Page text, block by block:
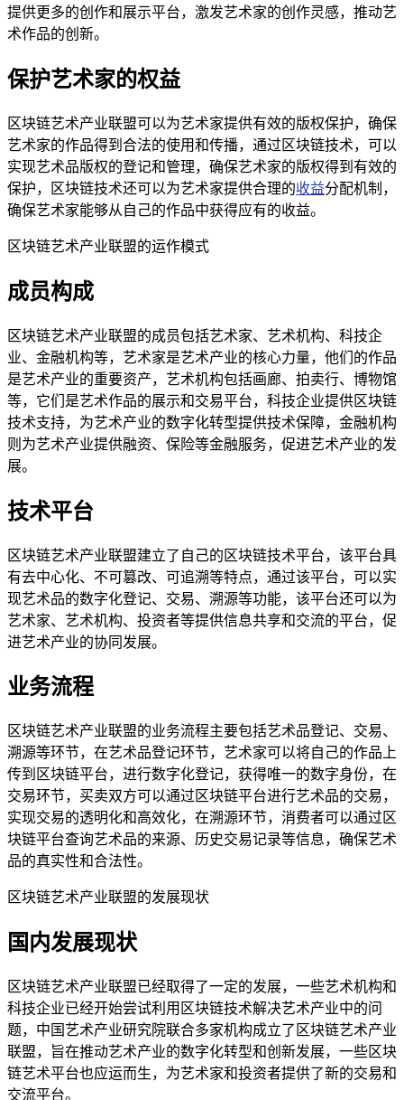
提供更多的创作和展示平台，激发艺术家的创作灵感，推动艺
术作品的创新。
保护艺术家的权益
区块链艺术产业联盟可以为艺术家提供有效的版权保护，确保
艺术家的作品得到合法的使用和传播，通过区块链技术，可以
实现艺术品版权的登记和管理，确保艺术家的版权得到有效的
保护，区块链技术还可以为艺术家提供合理的收益分配机制，
确保艺术家能够从自己的作品中获得应有的收益。
区块链艺术产业联盟的运作模式
成员构成
区块链艺术产业联盟的成员包括艺术家、艺术机构、科技企
业、金融机构等，艺术家是艺术产业的核心力量，他们的作品
是艺术产业的重要资产，艺术机构包括画廊、拍卖行、博物馆
等，它们是艺术作品的展示和交易平台，科技企业提供区块链
技术支持，为艺术产业的数字化转型提供技术保障，金融机构
则为艺术产业提供融资、保险等金融服务，促进艺术产业的发
展。
技术平台
区块链艺术产业联盟建立了自己的区块链技术平台，该平台具
有去中心化、不可篡改、可追溯等特点，通过该平台，可以实
现艺术品的数字化登记、交易、溯源等功能，该平台还可以为
艺术家、艺术机构、投资者等提供信息共享和交流的平台，促
进艺术产业的协同发展。
业务流程
区块链艺术产业联盟的业务流程主要包括艺术品登记、交易、
溯源等环节，在艺术品登记环节，艺术家可以将自己的作品上
传到区块链平台，进行数字化登记，获得唯一的数字身份，在
交易环节，买卖双方可以通过区块链平台进行艺术品的交易，
实现交易的透明化和高效化，在溯源环节，消费者可以通过区
块链平台查询艺术品的来源、历史交易记录等信息，确保艺术
品的真实性和合法性。
区块链艺术产业联盟的发展现状
国内发展现状
区块链艺术产业联盟已经取得了一定的发展，一些艺术机构和
科技企业已经开始尝试利用区块链技术解决艺术产业中的问
题，中国艺术产业研究院联合多家机构成立了区块链艺术产业
联盟，旨在推动艺术产业的数字化转型和创新发展，一些区块
链艺术平台也应运而生，为艺术家和投资者提供了新的交易和
交流平台。